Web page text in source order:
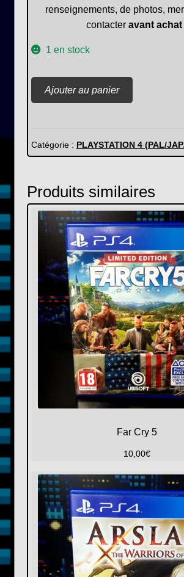
renseignements, de photos,
contacter avant achat
1 en stock
de
Fighter
Z
Ajouter au panier
Catégorie : PLAYSTATION 4 (PAL/
Produits similaires
Far Cry 5
10,00€